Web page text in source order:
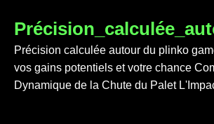
Précision calculée autour du plinko
vos gains potentiels et votre chance
Dynamique de la Chute du Palet